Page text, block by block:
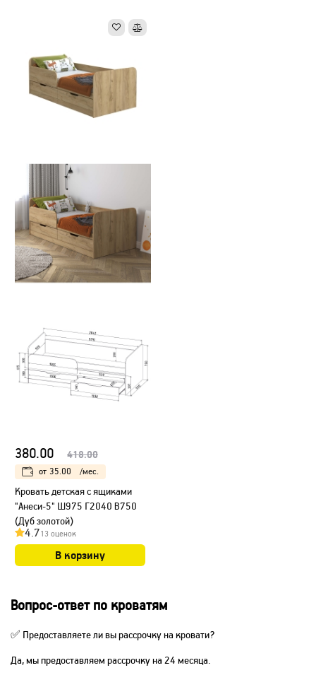
380.00 418.00
от 35.00 /мес.
Кровать детская с ящиками
"Анеси-5" Ш975 Г2040 В750
(Дуб золотой)
4.713 оценок
В корзину
Вопрос-ответ по кроватям
✅ Предоставляете ли вы рассрочку на кровати?
Да, мы предоставляем рассрочку на 24 месяца.